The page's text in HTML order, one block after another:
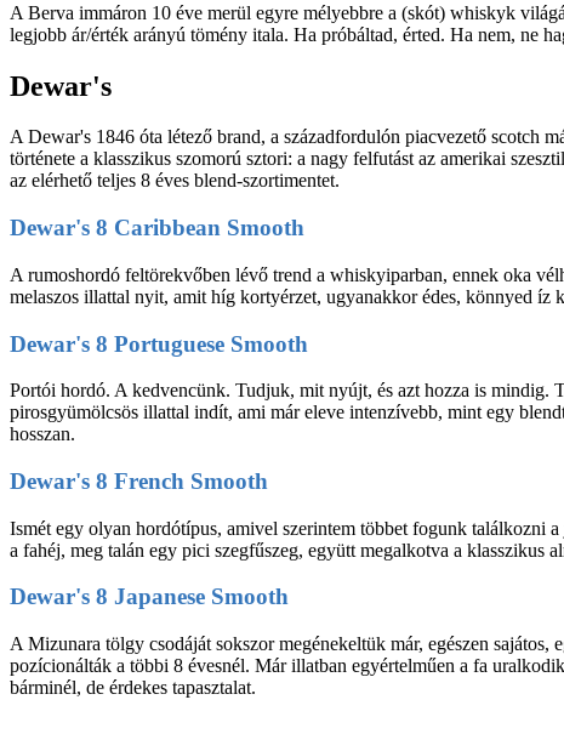
A Berva immáron 10 éve merül egyre mélyebbre a (skót) whiskyk
legjobb ár/érték arányú tömény itala. Ha próbáltad, érted. Ha nem, ne
Dewar's
A Dewar's 1846 óta létező brand, a századfordulón piacvezető scotch
története a klasszikus szomorú sztori: a nagy felfutást az amerikai
az elérhető teljes 8 éves blend-szortimentet.
Dewar's 8 Caribbean Smooth
A rumoshordó feltörekvőben lévő trend a whiskyiparban, ennek oka
melaszos illattal nyit, amit híg kortyérzet, ugyanakkor édes, könnyed íz
Dewar's 8 Portuguese Smooth
Portói hordó. A kedvencünk. Tudjuk, mit nyújt, és azt hozza is mindig.
pirosgyümölcsös illattal indít, ami már eleve intenzívebb, mint egy
hosszan.
Dewar's 8 French Smooth
Ismét egy olyan hordótípus, amivel szerintem többet fogunk találkozni
a fahéj, meg talán egy pici szegfűszeg, együtt megalkotva a klasszikus
Dewar's 8 Japanese Smooth
A Mizunara tölgy csodáját sokszor megénekeltük már, egészen
pozícionálták a többi 8 évesnél. Már illatban egyértelműen a fa
bárminél, de érdekes tapasztalat.